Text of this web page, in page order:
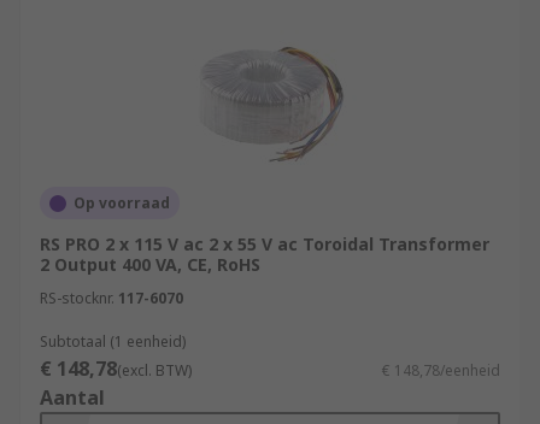
Op voorraad
RS PRO 2 x 115 V ac 2 x 55 V ac Toroidal Transformer
2 Output 400 VA, CE, RoHS
RS-stocknr. 117-6070
Subtotaal (1 eenheid)
€ 148,78(excl. BTW) € 148,78/eenheid
Aantal